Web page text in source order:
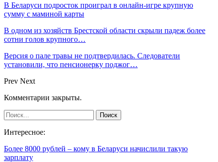
В Беларуси подросток проиграл в онлайн-игре крупную
сумму с маминой карты
В одном из хозяйств Брестской области скрыли падеж более
сотни голов крупного…
Версия о пале травы не подтвердилась. Следователи
установили, что пенсионерку поджог…
Prev Next
Комментарии закрыты.
Интересное:
Более 8000 рублей – кому в Беларуси начислили такую
зарплату